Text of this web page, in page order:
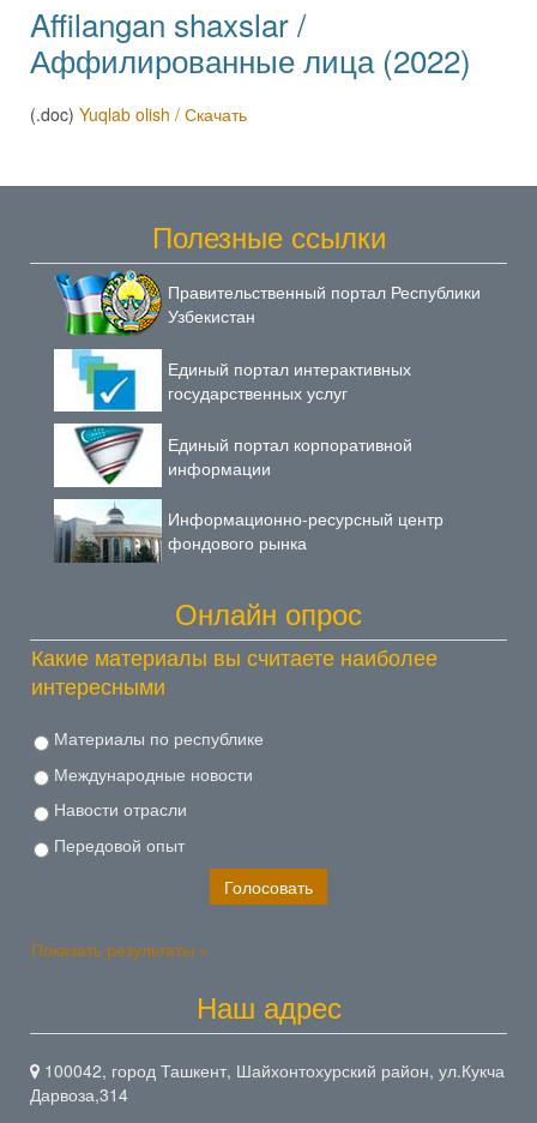
Affilangan shaxslar /
Аффилированные лица (2022)
(.doc) Yuqlab olish / Скачать
Полезные ссылки
Правительственный портал Республики
Узбекистан
Единый портал интерактивных
государственных услуг
Единый портал корпоративной
информации
Информационно-ресурсный центр
фондового рынка
Онлайн опрос
Какие материалы вы считаете наиболее
интересными
Материалы по республике
Международные новости
Навости отрасли
Передовой опыт
Показать результаты »
Наш адрес
100042, город Ташкент, Шайхонтохурский район, ул.Кукча
Дарвоза,314